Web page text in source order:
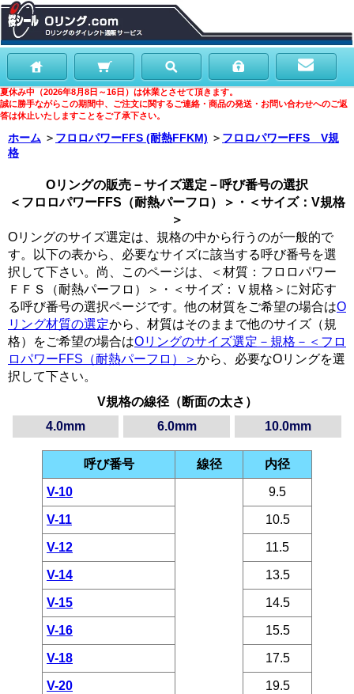
夏休み中（2026年8月8日～16日）は休業とさせて頂きます。
誠に勝手ながらこの期間中、ご注文に関するご連絡・商品の発送・お問い合わせへのご返
答は休止いたしますことをご了承下さい。
ホーム ＞ フロロパワーFFS (耐熱FFKM) ＞ フロロパワーFFS V規
格
Oリングの販売－サイズ選定－呼び番号の選択
＜フロロパワーFFS（耐熱パーフロ）＞・＜サイズ：V規格
＞
Oリングのサイズ選定は、規格の中から行うのが一般的で
す。以下の表から、必要なサイズに該当する呼び番号を選
択して下さい。尚、このページは、＜材質：フロロパワー
ＦＦＳ（耐熱パーフロ）＞・＜サイズ：Ｖ規格＞に対応す
る呼び番号の選択ページです。他の材質をご希望の場合はO
リング材質の選定から、材質はそのままで他のサイズ（規
格）をご希望の場合はOリングのサイズ選定－規格－＜フロ
ロパワーFFS（耐熱パーフロ）＞ から、必要なOリングを選
択して下さい。
V規格の線径（断面の太さ）
4.0mm
6.0mm 10.0mm
呼び番号 線径 内径
V-10 9.5
V-11 10.5
V-12 11.5
V-14 13.5
V-15 14.5
V-16 15.5
V-18 17.5
V-20 19.5